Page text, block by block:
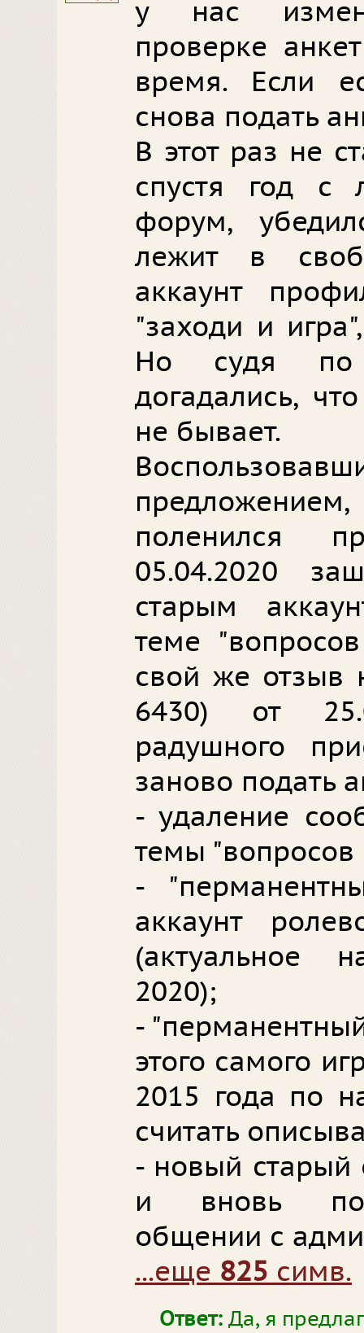
у нас
проверке
время. Если
снова подать
В этот раз не
спустя год с
форум,
лежит в
аккаунт
"заходи и
Но судя
догадались,
не бывает.
поленился
05.04.2020
старым
теме
свой же отзыв
6430) от
радушного
заново подать
- удаление
темы "вопросов
-
аккаунт
(актуальное
2020);
-
этого самого
2015 года по
считать
- новый
и вновь
общении с
...еще 825 симв.
Ответ: Да, я